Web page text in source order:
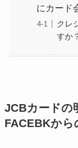
にカード
クレ
すか
JCBカードの
FACEBKから